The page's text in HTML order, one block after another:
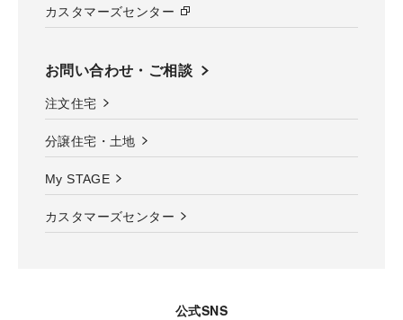
カスタマーズセンター
お問い合わせ・ご相談
注文住宅
分譲住宅・土地
My STAGE
カスタマーズセンター
公式SNS